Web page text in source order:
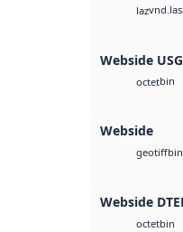
laz
Webside
octetbin
Webside
geotiffbin
Webside
octetbin